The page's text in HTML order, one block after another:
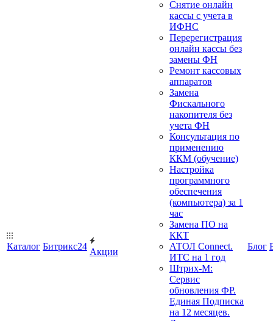
Каталог Битрикс24
Акции
Снятие онлайн
кассы с учета в
ИФНС
Перерегистрация
онлайн кассы без
замены ФН
Ремонт кассовых
аппаратов
Замена
Фискального
накопителя без
учета ФН
Консультация по
применению
ККМ (обучение)
Настройка
программного
обеспечения
(компьютера) за 1
час
Замена ПО на
ККТ
АТОЛ Connect.
ИТС на 1 год
Штрих-М:
Сервис
обновления ФР.
Единая Подписка
на 12 месяцев.
Блог